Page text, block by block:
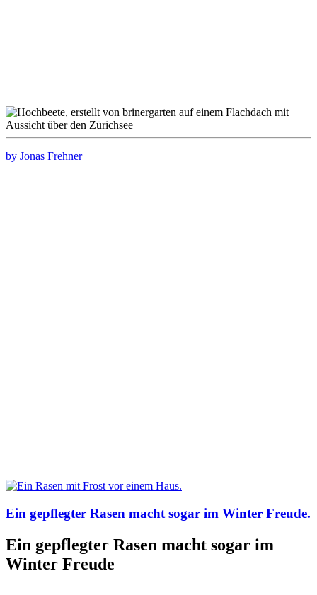
by Jonas Frehner
Ein gepflegter Rasen macht sogar im Winter Freude.
Ein gepflegter Rasen macht sogar im
Winter Freude